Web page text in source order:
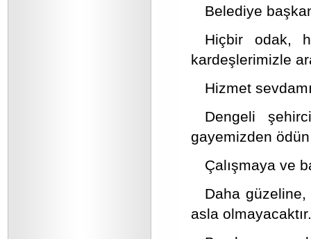
Belediye
Hiçbir odak,
kardeşlerimizle
Hizmet
Dengeli
gayemizden
Çalışmaya ve
Daha
asla olmayacaktır.